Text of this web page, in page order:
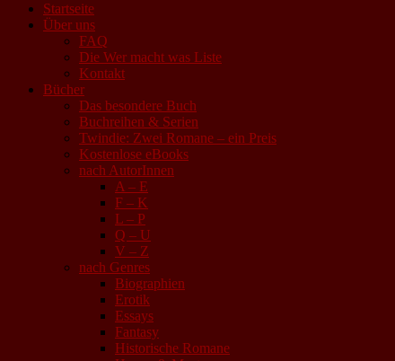
Startseite
Über uns
FAQ
Die Wer macht was Liste
Kontakt
Bücher
Das besondere Buch
Buchreihen & Serien
Twindie: Zwei Romane – ein Preis
Kostenlose eBooks
nach AutorInnen
A – E
F – K
L – P
Q – U
V – Z
nach Genres
Biographien
Erotik
Essays
Fantasy
Historische Romane